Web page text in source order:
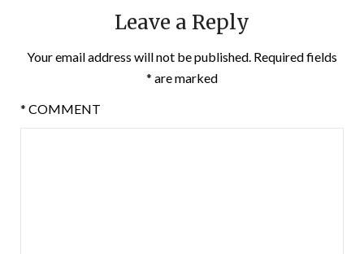
Leave a Reply
Your email address will not be published. Required fields
are marked
*
COMMENT
*